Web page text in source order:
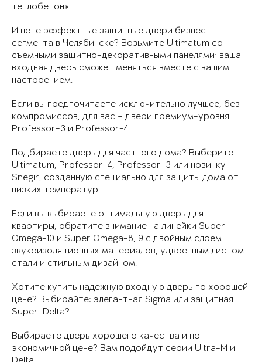
теплобетон».
Ищете эффектные защитные двери бизнес-
сегмента в Челябинске? Возьмите Ultimatum со
съемными защитно-декоративными панелями: ваша
входная дверь сможет меняться вместе с вашим
настроением.
Если вы предпочитаете исключительно лучшее, без
компромиссов, для вас – двери премиум-уровня
Professor-3 и Professor-4.
Подбираете дверь для частного дома? Выберите
Ultimatum, Professor-4, Professor-3 или новинку
Snegir, созданную специально для защиты дома от
низких температур.
Если вы выбираете оптимальную дверь для
квартиры, обратите внимание на линейки Super
Omega-10 и Super Omega-8, 9 с двойным слоем
звукоизоляционных материалов, удвоенным листом
стали и стильным дизайном.
Хотите купить надежную входную дверь по хорошей
цене? Выбирайте: элегантная Sigma или защитная
Super-Delta?
Выбираете дверь хорошего качества и по
экономичной цене? Вам подойдут серии Ultra-M и